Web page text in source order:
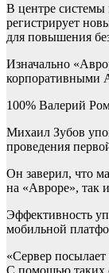
В центре системы
регистрирует
для повышения
Изначально
корпоративными
100% Валерий
Михаил Зубов
проведения
Он заверил, что
на «Авроре», так
Эффективность
мобильной
«Сервер
С помощью таких